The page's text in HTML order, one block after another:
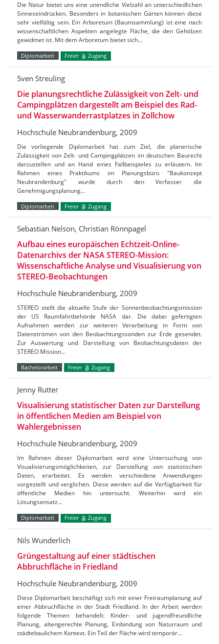
Die Natur bietet uns eine unendliche Vielzahl an unterschiedlichen
Sinneseindrücken. Besonders in botanischen Gärten können diese
sehr vielfältig sein. Ein Arboretum (Baumsammlung) ist eine nach
wissenschaftlichen Aspekten angelegte Fläche, die den Gehölzen
gewidmet ist. Mit dem Arboretum bietet sich…
Diplomarbeit Freier Zugang
Sven Streuling
Die planungsrechtliche Zulässigkeit von Zelt- und
Campingplätzen dargestellt am Beispiel des Rad-
und Wasserwanderrastplatzes in Zollchow
Hochschule Neubrandenburg, 2009
Die vorliegende Diplomarbeit hat zum Ziel, die planerische
Zulässigkeit von Zelt- und Campingplätzen im deutschen Baurecht
darzustellen und an Hand eines Fallbeispieles zu erläutern. Im
Rahmen eines Praktikums im Planungsbüro "Baukonzept
Neubrandenburg" wurde durch den Verfasser die
Genehmigungsplanung…
Diplomarbeit Freier Zugang
Sebastian Nelson, Christian Rönnpagel
Aufbau eines europäischen Echtzeit-Online-
Datenarchivs der NASA STEREO-Mission:
Wissenschaftliche Analyse und Visualisierung von
STEREO-Beobachtungen
Hochschule Neubrandenburg, 2009
STEREO stellt die aktuelle Stufe der Sonnenbeobachtungsmission
der US Raumfahrtbehörde NASA dar. Die dabei gefertigten
Aufnahmen werden zur weiteren Verarbeitung in Form von
Datenströmen von den Beobachtungssonden zur Erde gesendet.
Zur Auswertung und Darstellung von Beobachtungsdaten der
STEREO Mission…
Bachelorarbeit Freier Zugang
Jenny Rutter
Visualisierung statistischer Daten zur Darstellung
in öffentlichen Medien am Beispiel von
Wahlergebnissen
Hochschule Neubrandenburg, 2009
Im Rahmen dieser Diplomarbeit wird eine Untersuchung von
Visualisierungsmöglichkeiten, zur Darstellung von statistischen
Daten, erarbeitet. Es werden verschiedene Anwendungen
vorgestellt und verglichen. Diese werden auf die Verfügbarkeit für
öffentliche Medien hin untersucht. Weiterhin wird ein
Lösungsansatz…
Diplomarbeit Freier Zugang
Nils Wunderlich
Grüngestaltung auf einer städtischen
Abbruchfläche in Friedland
Hochschule Neubrandenburg, 2009
Diese Diplomarbeit beschäftigt sich mit einer Freiraumplanung auf
einer Abbruchfläche in der Stadt Friedland. In der Arbeit werden
folgende Themen behandelt: Kinder- und jugendfreundliche
Planung, altengerechte Planung, Einbindung von Naturraum und
städtebaulichem Kontext. Ein Teil der Fläche wird temporär…